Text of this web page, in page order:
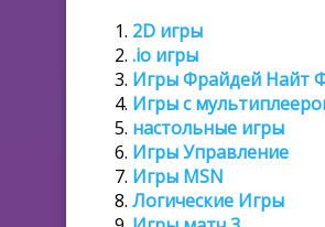
2D игры
.io игры
Игры Фрайдей Найт
Игры с
настольные игры
Игры Управление
Игры MSN
Логические Игры